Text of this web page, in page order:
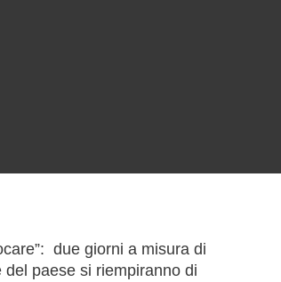
due giorni a misura di
paese si riempiranno di